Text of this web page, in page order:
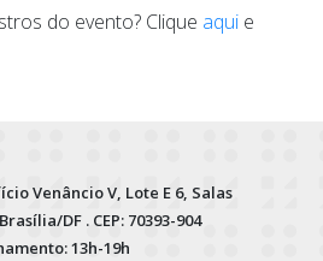
do evento? Clique aqui e
Venâncio V, Lote E 6, Salas
DF . CEP: 70393-904
13h-19h